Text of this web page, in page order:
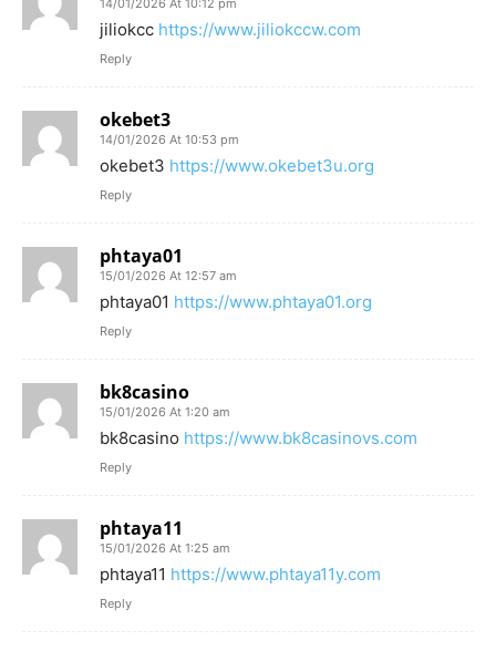
14/01/2026 At 10:12 pm
jiliokcc https://www.jiliokccw.com
Reply
okebet3
14/01/2026 At 10:53 pm
okebet3 https://www.okebet3u.org
Reply
phtaya01
15/01/2026 At 12:57 am
phtaya01 https://www.phtaya01.org
Reply
bk8casino
15/01/2026 At 1:20 am
bk8casino https://www.bk8casinovs.com
Reply
phtaya11
15/01/2026 At 1:25 am
phtaya11 https://www.phtaya11y.com
Reply